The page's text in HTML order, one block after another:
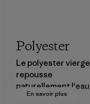
En savoir plus
Polyester
Le polyester vierge
repousse
naturellement l'eau
et est très